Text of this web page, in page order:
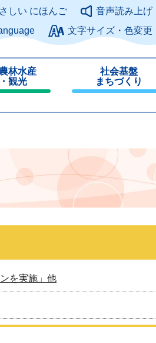
このページの本文へ
しい にほんご
音声読み上げ
文字サイズ・色変更
林水産
観光
社会基盤
まちづくり
じ
を実施」他